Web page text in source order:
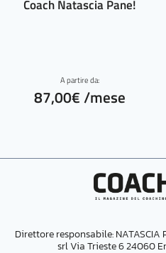
Coach Natascia Pane!
A partire da:
87,00€/mese
Direttore responsabile: NATASCIA
srl Via Trieste 6 24060